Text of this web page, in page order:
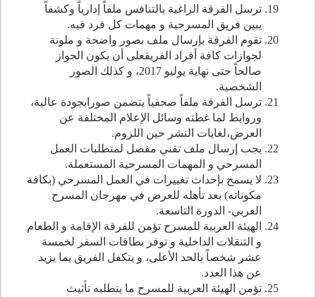
ترسل الفرقة الراغبة بالتنافس ملفاً إدارياً وكشفاً
يبين فريق المسرحية و مهمات كل فرد فيه.
تقوم الفرقة بإرسال ملف بصور واضحة و ملونة
لجوازات كافة أفراد الفريقعلى أن يكون الجواز
صالحاً حتى نهاية يوليو 2017، و كذلك الصور
الشخصية.
ترسل الفرقة ملفاً صحفياً يتضمن صورابجودة عالية،
وروابط لما غطته وسائل الإعلام المختلفة عن
العرض،لغايات النشر حين اللزوم.
يجب إرسال ملف تقني مفصل لمتطلبات العمل
المسرحي و المهمات المسرحية المستعملة.
لا يسمح بإحداث تغييرات في العمل المسرحي (بكافة
مكوناته) بعد تأهله للعرض في مهرجان المسرح
العربي- الدورة التاسعة.
الهيئة العربية للمسرح تؤمن للفرقة الإقامة و الطعام
و التنقلات الداخلية و توفر بطاقات السفر لخمسة
عشر شخصاً بالحد الأعلى، و يتكفل الفريق بما يزيد
عن هذا العدد.
تؤمن الهيئة العربية للمسرح ما يتطلبه تأثيث